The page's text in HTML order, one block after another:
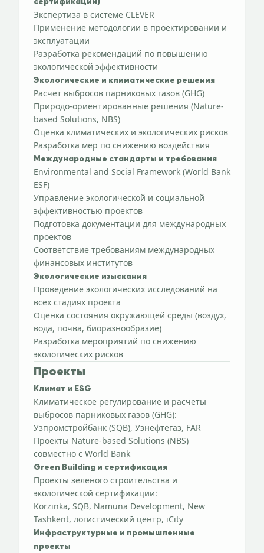
сертификации)
Экспертиза в системе CLEVER
Применение методологии в проектировании и
эксплуатации
Разработка рекомендаций по повышению
экологической эффективности
Экологические и климатические решения
Расчет выбросов парниковых газов (GHG)
Природо-ориентированные решения (Nature-
based Solutions, NBS)
Оценка климатических и экологических рисков
Разработка мер по снижению воздействия
Международные стандарты и требования
Environmental and Social Framework (World Bank
ESF)
Управление экологической и социальной
эффективностью проектов
Подготовка документации для международных
проектов
Соответствие требованиям международных
финансовых институтов
Экологические изыскания
Проведение экологических исследований на
всех стадиях проекта
Оценка состояния окружающей среды (воздух,
вода, почва, биоразнообразие)
Разработка мероприятий по снижению
экологических рисков
Проекты
Климат и ESG
Климатическое регулирование и расчеты
выбросов парниковых газов (GHG):
Узпромстройбанк (SQB), Узнефтегаз, FAR
Проекты Nature-based Solutions (NBS)
совместно с World Bank
Green Building и сертификация
Проекты зеленого строительства и
экологической сертификации:
Korzinka, SQB, Namuna Development, New
Tashkent, логистический центр, iCity
Инфраструктурные и промышленные
проекты